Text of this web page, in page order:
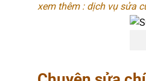
xem thêm : dịch vụ sửa